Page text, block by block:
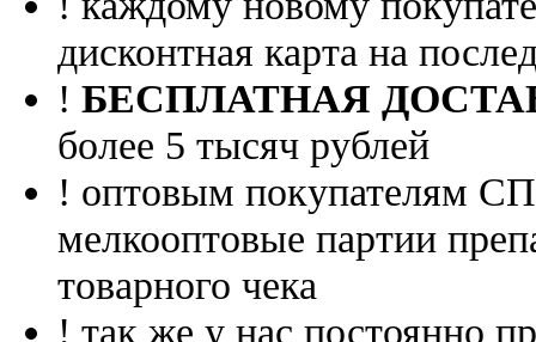
дисконтная карта на
! БЕСПЛАТНАЯ
более 5 тысяч рублей
! оптовым покупателям
мелкооптовые партии
товарного чека
! так же у нас постоянно